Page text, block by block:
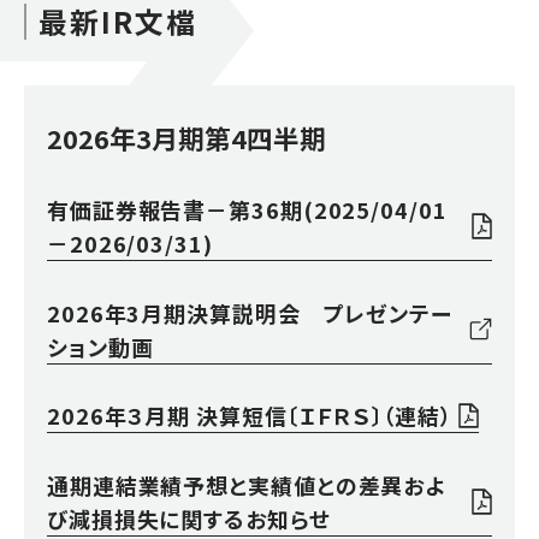
最新IR文檔
2026年3月期第4四半期
有価証券報告書－第36期(2025/04/01
－2026/03/31)
2026年3月期決算説明会 プレゼンテー
ション動画
2026年３月期 決算短信〔ＩＦＲＳ〕（連結）
通期連結業績予想と実績値との差異およ
び減損損失に関するお知らせ